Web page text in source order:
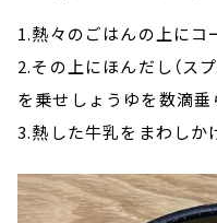
1.熱々のごはんの上にコ
2.その上にほんだし（スプ
を乗せしょうゆを数滴垂
3.熱した牛乳をまわしか